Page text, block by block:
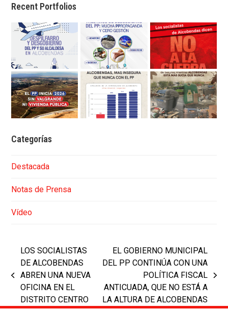
Recent Portfolios
Categorías
Destacada
Notas de Prensa
Vídeo
previous
post:
LOS SOCIALISTAS
DE ALCOBENDAS
ABREN UNA NUEVA
OFICINA EN EL
DISTRITO CENTRO
post:
EL GOBIERNO MUNICIPAL
DEL PP CONTINÚA CON UNA
POLÍTICA FISCAL
ANTICUADA, QUE NO ESTÁ A
LA ALTURA DE ALCOBENDAS